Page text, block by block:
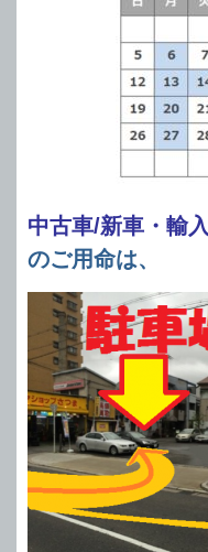
中古車/新車・輸
のご用命は、